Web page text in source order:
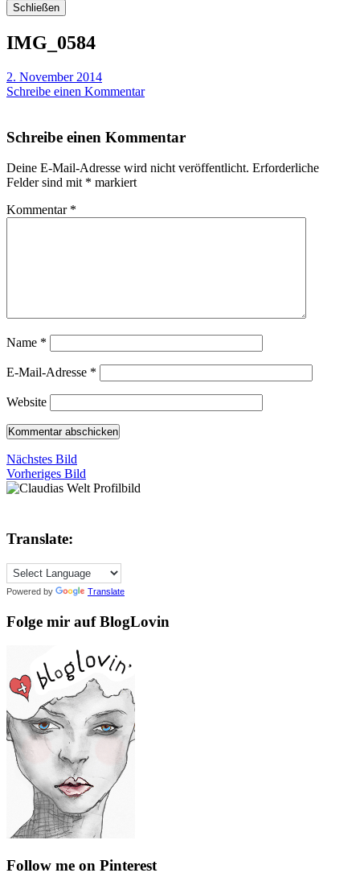
Schließen
IMG_0584
2. November 2014
Schreibe einen Kommentar
Schreibe einen Kommentar
Deine E-Mail-Adresse wird nicht veröffentlicht. Erforderliche
Felder sind mit * markiert
Kommentar *
Name *
E-Mail-Adresse *
Website
Nächstes Bild
Vorheriges Bild
Translate:
Powered by Translate
Folge mir auf BlogLovin
Follow me on Pinterest